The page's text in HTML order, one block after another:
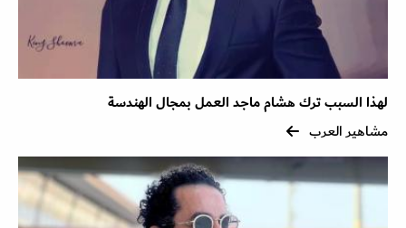
لهذا السبب ترك هشام ماجد العمل بمجال الهندسة
مشاهير العرب